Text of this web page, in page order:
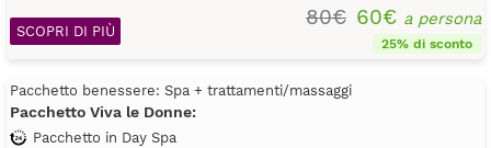
80€ 60€ a persona
25% di sconto
SCOPRI DI PIÙ
Pacchetto benessere: Spa + trattamenti/massaggi
Pacchetto Viva le Donne:
Pacchetto in Day Spa